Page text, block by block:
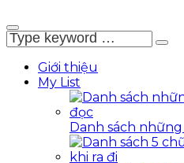
Giới thiệu
My List
Danh sách